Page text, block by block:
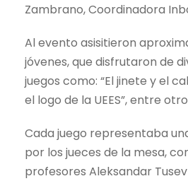
Zambrano, Coordinadora
Al evento asisitieron
jóvenes, que disfrutaron de
juegos como: “El jinete y el
el logo de la UEES”, entre
Cada juego representaba
por los jueces de la mesa,
profesores Aleksandar